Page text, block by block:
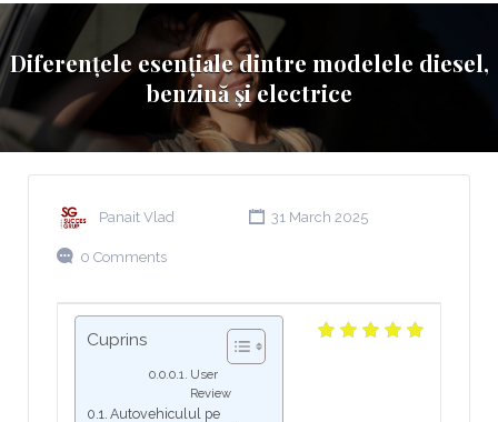
Diferențele esențiale dintre modelele diesel,
benzină și electrice
Panait Vlad 31 March 2025
0 Comments
Cuprins
User
Review
Autovehiculul pe